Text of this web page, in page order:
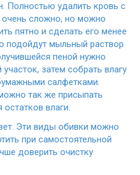
Полностью удалить кровь с
очень сложно, но можно
пятно и сделать его менее
подойдут мыльный раствор
пеной нужно
затем собрать влагу
салфетками.
так же присыпать
влаги.
Эти виды обивки можно
при самостоятельной
доверить очистку